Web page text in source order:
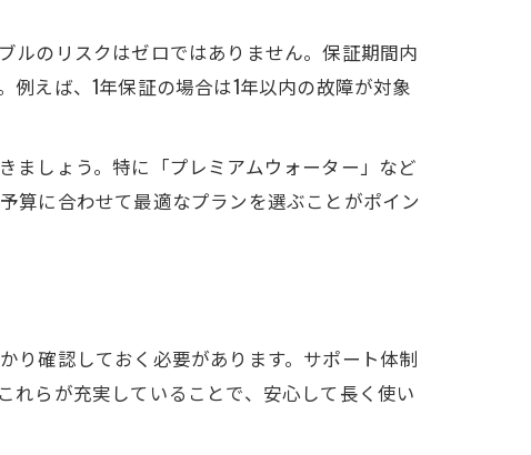
ルのリスクはゼロではありません。保証期間内
えば、1年保証の場合は1年以内の故障が対象
ましょう。特に「プレミアムウォーター」など
算に合わせて最適なプランを選ぶことがポイン
り確認しておく必要があります。サポート体制
れらが充実していることで、安心して長く使い